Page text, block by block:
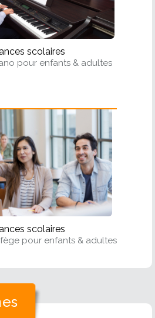
scolaires
pour enfants & adultes
scolaires
pour enfants & adultes